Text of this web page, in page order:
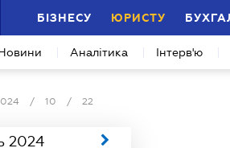
БІЗНЕСУ ЮРИСТУ
Аналітика Інтерв'ю
/ 10 / 22
2024